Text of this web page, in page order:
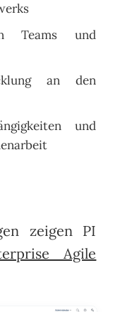
Teams und
an den
und
zeigen PI
Agile